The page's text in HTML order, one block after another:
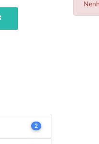
2